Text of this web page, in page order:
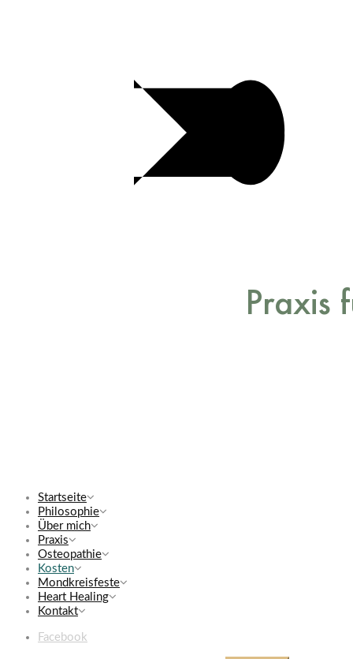
Startseite
Philosophie
Über mich
Praxis
Osteopathie
Kosten
Mondkreisfeste
Heart Healing
Kontakt
Facebook